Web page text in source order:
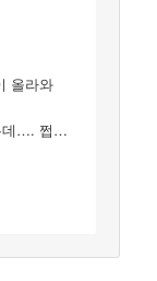
올라와
데…. 쩝…